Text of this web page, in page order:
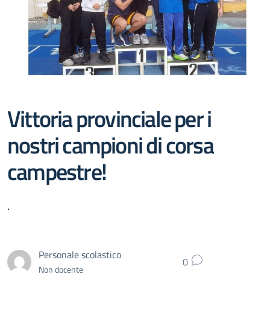
Vittoria provinciale per i
nostri campioni di corsa
campestre!
.
Personale scolastico
Non docente 0